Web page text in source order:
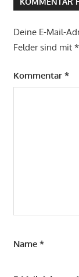
Deine E-Mail-
Felder sind mit *
Kommentar *
Name *